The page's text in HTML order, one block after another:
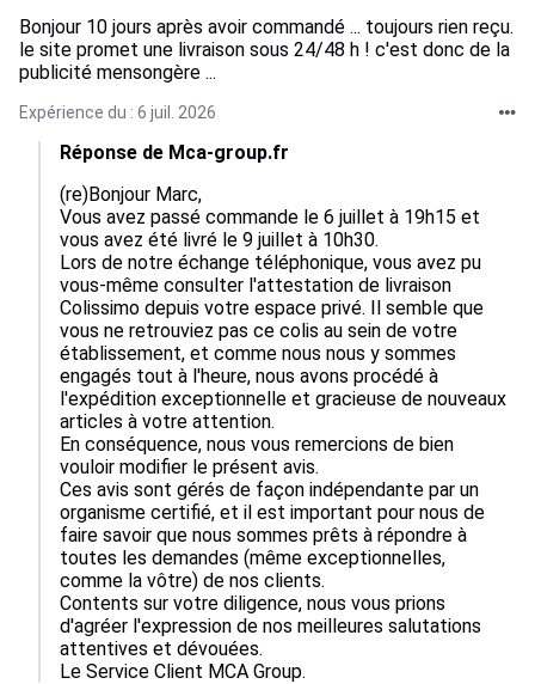
Bonjour 10 jours après avoir commandé ... toujours rien reçu.
le site promet une livraison sous 24/48 h ! c'est donc de la
publicité mensongère ...
Expérience du : 6 juil. 2026
Réponse de Mca-group.fr
(re)Bonjour Marc,
Vous avez passé commande le 6 juillet à 19h15 et
vous avez été livré le 9 juillet à 10h30.
Lors de notre échange téléphonique, vous avez pu
vous-même consulter l'attestation de livraison
Colissimo depuis votre espace privé. Il semble que
vous ne retrouviez pas ce colis au sein de votre
établissement, et comme nous nous y sommes
engagés tout à l'heure, nous avons procédé à
l'expédition exceptionnelle et gracieuse de nouveaux
articles à votre attention.
En conséquence, nous vous remercions de bien
vouloir modifier le présent avis.
Ces avis sont gérés de façon indépendante par un
organisme certifié, et il est important pour nous de
faire savoir que nous sommes prêts à répondre à
toutes les demandes (même exceptionnelles,
comme la vôtre) de nos clients.
Contents sur votre diligence, nous vous prions
d'agréer l'expression de nos meilleures salutations
attentives et dévouées.
Le Service Client MCA Group.